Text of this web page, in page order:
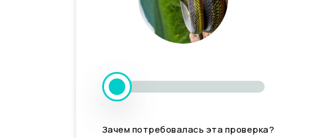
Зачем потребовалась эта проверка?